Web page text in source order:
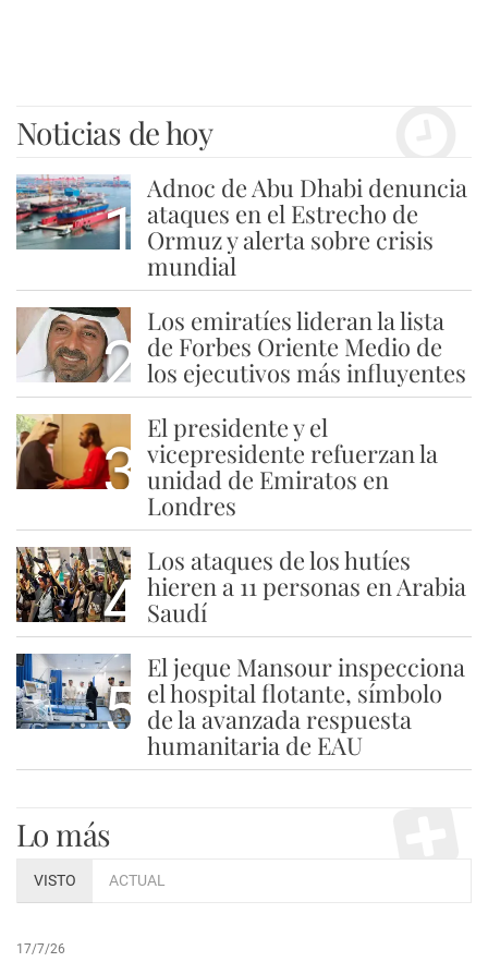
Noticias de hoy
1
Adnoc de Abu Dhabi denuncia
ataques en el Estrecho de
Ormuz y alerta sobre crisis
mundial
2
Los emiratíes lideran la lista
de Forbes Oriente Medio de
los ejecutivos más influyentes
3
El presidente y el
vicepresidente refuerzan la
unidad de Emiratos en
Londres
4
Los ataques de los hutíes
hieren a 11 personas en Arabia
Saudí
5
El jeque Mansour inspecciona
el hospital flotante, símbolo
de la avanzada respuesta
humanitaria de EAU
Lo más
VISTO ACTUAL
17/7/26